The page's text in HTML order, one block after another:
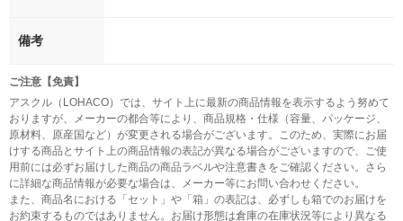
備考
ご注意【免責】
アスクル（LOHACO）では、サイト上に最新の商品情報を表示するよう努めて
おりますが、メーカーの都合等により、商品規格・仕様（容量、パッケージ、
原材料、原産国など）が変更される場合がございます。このため、実際にお届
けする商品とサイト上の商品情報の表記が異なる場合がございますので、ご使
用前には必ずお届けした商品の商品ラベルや注意書きをご確認ください。さら
に詳細な商品情報が必要な場合は、メーカー等にお問い合わせください。
また、商品名における「セット」や「箱」の表記は、必ずしも箱でのお届けを
お約束するものではありません。お届け形態は倉庫の在庫状況等により異なる